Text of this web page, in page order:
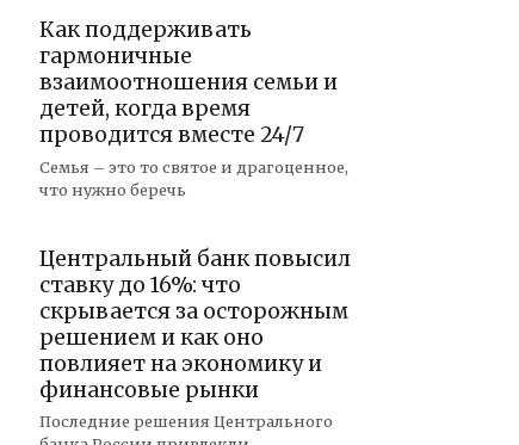
Как поддерживать
гармоничные
взаимоотношения семьи и
детей, когда время
проводится вместе 24/7
Семья – это то святое и драгоценное,
что нужно беречь
Центральный банк повысил
ставку до 16%: что
скрывается за осторожным
решением и как оно
повлияет на экономику и
финансовые рынки
Последние решения Центрального